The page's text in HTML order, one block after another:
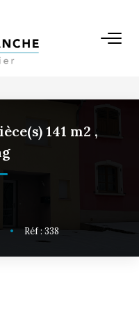
141 m2 ,
• Réf : 338